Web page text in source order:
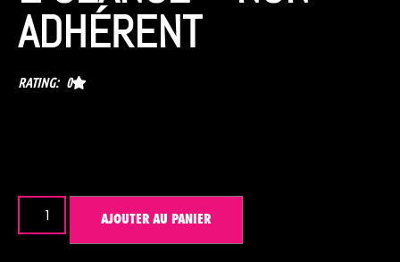
ADHÉRENT
RATING: 0
AJOUTER AU PANIER